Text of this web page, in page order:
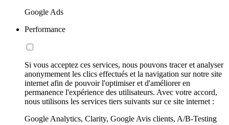
Google Ads
Performance
Si vous acceptez ces services, nous pouvons tracer et analyser
anonymement les clics effectués et la navigation sur notre site
internet afin de pouvoir l'optimiser et d'améliorer en
permanence l'expérience des utilisateurs. Avec votre accord,
nous utilisons les services tiers suivants sur ce site internet :
Google Analytics, Clarity, Google Avis clients, A/B-Testing